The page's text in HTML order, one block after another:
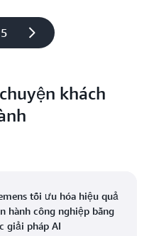
khách
tối ưu hóa hiệu quả
hành công nghiệp bằng
giải pháp AI